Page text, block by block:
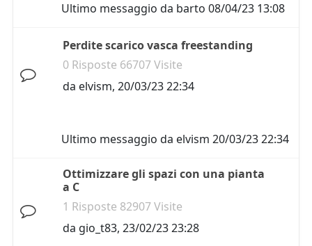
Ultimo messaggio da barto 08/04/23 13:08
Perdite scarico vasca freestanding
0 Risposte 66707 Visite
da elvism, 20/03/23 22:34
Ultimo messaggio da elvism 20/03/23 22:34
Ottimizzare gli spazi con una pianta
a C
1 Risposte 82907 Visite
da gio_t83, 23/02/23 23:28